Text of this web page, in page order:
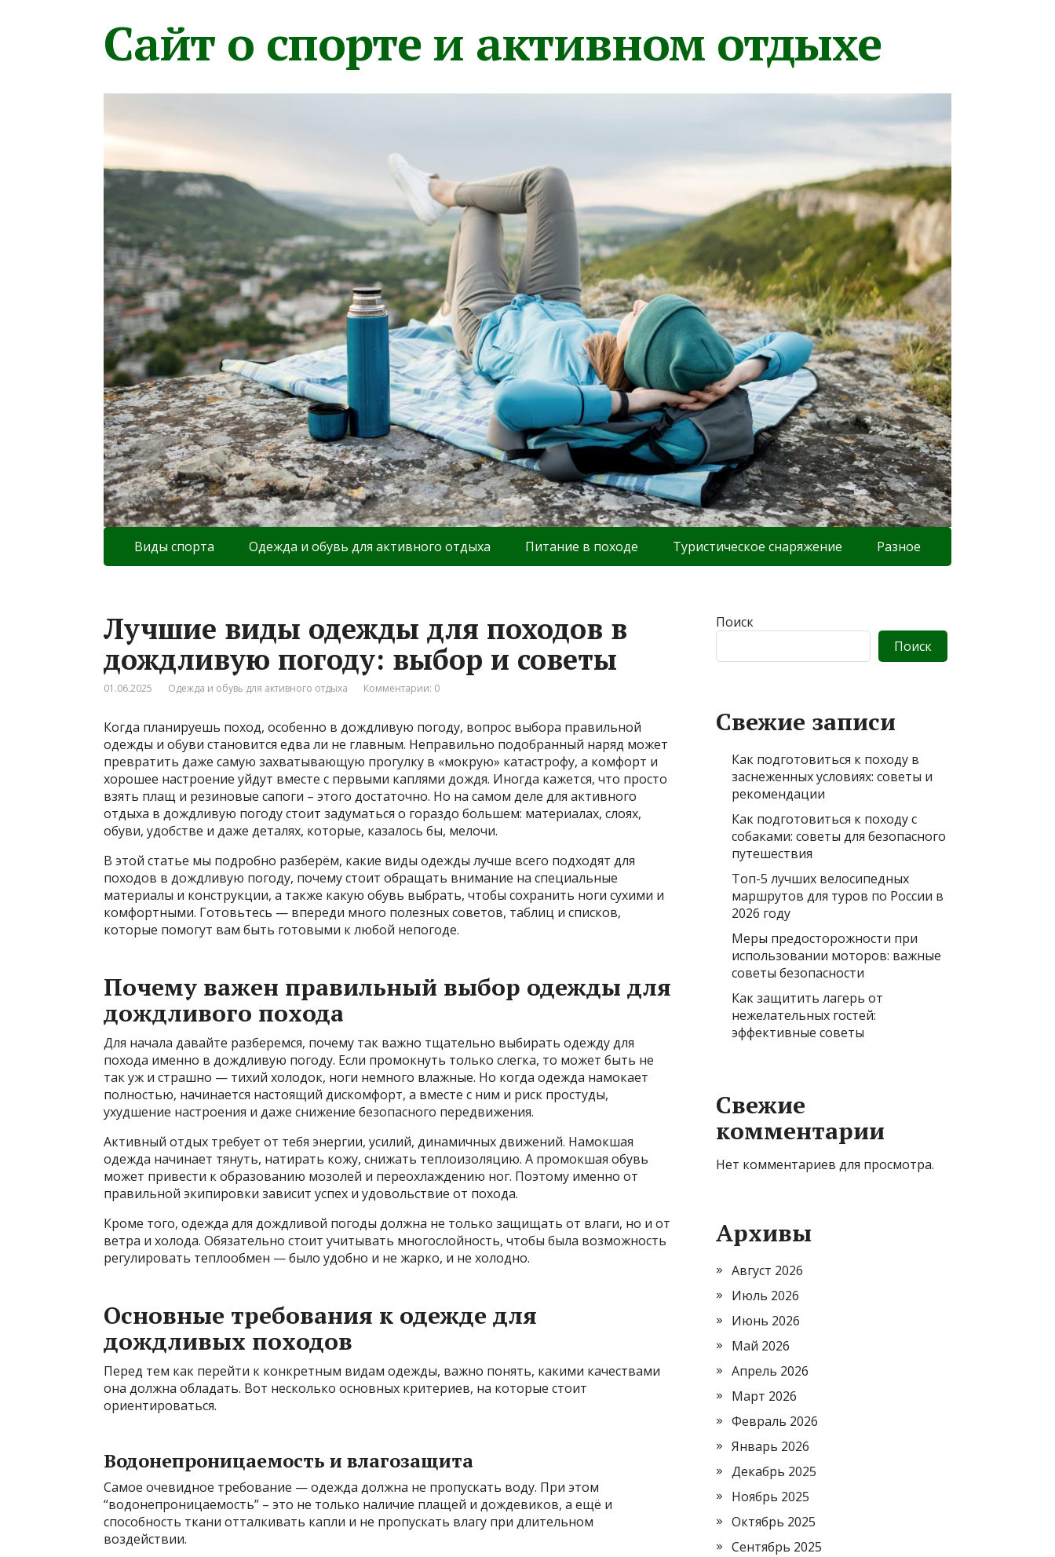
Сайт о спорте и активном отдыхе
Виды спорта Одежда и обувь для активного отдыха Питание в походе Туристическое снаряжение Разное
Лучшие виды одежды для походов в
дождливую погоду: выбор и советы
01.06.2025 Одежда и обувь для активного отдыха Комментарии: 0
Когда планируешь поход, особенно в дождливую погоду, вопрос выбора правильной
одежды и обуви становится едва ли не главным. Неправильно подобранный наряд может
превратить даже самую захватывающую прогулку в «мокрую» катастрофу, а комфорт и
хорошее настроение уйдут вместе с первыми каплями дождя. Иногда кажется, что просто
взять плащ и резиновые сапоги – этого достаточно. Но на самом деле для активного
отдыха в дождливую погоду стоит задуматься о гораздо большем: материалах, слоях,
обуви, удобстве и даже деталях, которые, казалось бы, мелочи.
В этой статье мы подробно разберём, какие виды одежды лучше всего подходят для
походов в дождливую погоду, почему стоит обращать внимание на специальные
материалы и конструкции, а также какую обувь выбрать, чтобы сохранить ноги сухими и
комфортными. Готовьтесь — впереди много полезных советов, таблиц и списков,
которые помогут вам быть готовыми к любой непогоде.
Почему важен правильный выбор одежды для
дождливого похода
Для начала давайте разберемся, почему так важно тщательно выбирать одежду для
похода именно в дождливую погоду. Если промокнуть только слегка, то может быть не
так уж и страшно — тихий холодок, ноги немного влажные. Но когда одежда намокает
полностью, начинается настоящий дискомфорт, а вместе с ним и риск простуды,
ухудшение настроения и даже снижение безопасного передвижения.
Активный отдых требует от тебя энергии, усилий, динамичных движений. Намокшая
одежда начинает тянуть, натирать кожу, снижать теплоизоляцию. А промокшая обувь
может привести к образованию мозолей и переохлаждению ног. Поэтому именно от
правильной экипировки зависит успех и удовольствие от похода.
Кроме того, одежда для дождливой погоды должна не только защищать от влаги, но и от
ветра и холода. Обязательно стоит учитывать многослойность, чтобы была возможность
регулировать теплообмен — было удобно и не жарко, и не холодно.
Основные требования к одежде для
дождливых походов
Перед тем как перейти к конкретным видам одежды, важно понять, какими качествами
она должна обладать. Вот несколько основных критериев, на которые стоит
ориентироваться.
Водонепроницаемость и влагозащита
Самое очевидное требование — одежда должна не пропускать воду. При этом
“водонепроницаемость” – это не только наличие плащей и дождевиков, а ещё и
способность ткани отталкивать капли и не пропускать влагу при длительном
воздействии.
Поиск
Поиск
Свежие записи
Как подготовиться к походу в
заснеженных условиях: советы и
рекомендации
Как подготовиться к походу с
собаками: советы для безопасного
путешествия
Топ-5 лучших велосипедных
маршрутов для туров по России в
2026 году
Меры предосторожности при
использовании моторов: важные
советы безопасности
Как защитить лагерь от
нежелательных гостей:
эффективные советы
Свежие
комментарии
Нет комментариев для просмотра.
Архивы
Август 2026
Июль 2026
Июнь 2026
Май 2026
Апрель 2026
Март 2026
Февраль 2026
Январь 2026
Декабрь 2025
Ноябрь 2025
Октябрь 2025
Сентябрь 2025